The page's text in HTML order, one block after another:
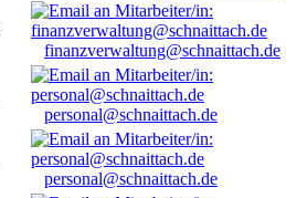
finanzverwaltung@schnaittach.de
personal@schnaittach.de
personal@schnaittach.de